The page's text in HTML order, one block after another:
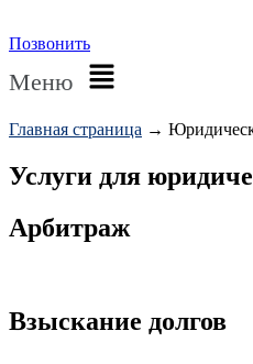
Позвонить
Меню
Главная страница →
Услуги для
Арбитраж
Взыскание долгов